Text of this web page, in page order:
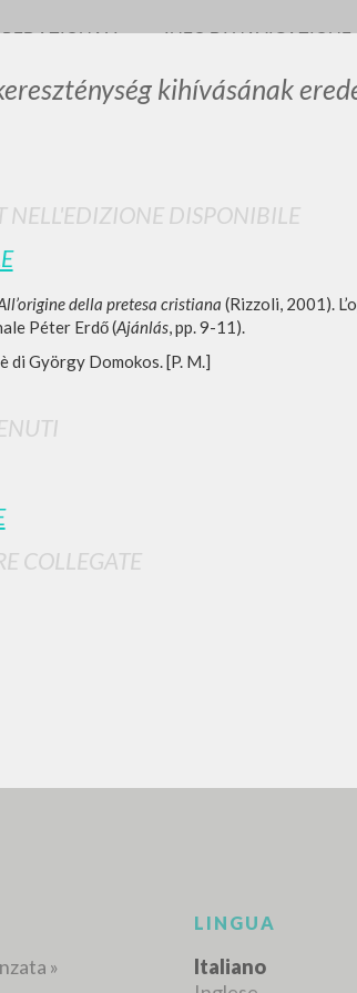
kihívásának
NELL'EDIZIONE DISPONIBILE
della pretesa cristiana (Rizzoli, 2001).
Péter Erdő (Ajánlás, pp. 9-11).
di György Domokos. [P. M.]
COLLEGATE
REDAZIONALI INFO DI NAVIGAZIONE